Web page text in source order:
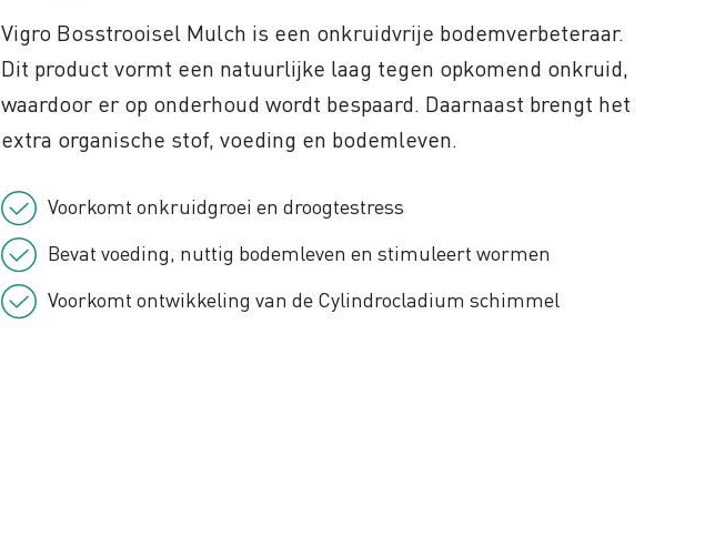
Vigro Bosstrooisel Mulch is een onkruidvrije bodemverbeteraar.
Dit product vormt een natuurlijke laag tegen opkomend onkruid,
waardoor er op onderhoud wordt bespaard. Daarnaast brengt het
extra organische stof, voeding en bodemleven.
Voorkomt onkruidgroei en droogtestress
Bevat voeding, nuttig bodemleven en stimuleert wormen
Voorkomt ontwikkeling van de Cylindrocladium schimmel